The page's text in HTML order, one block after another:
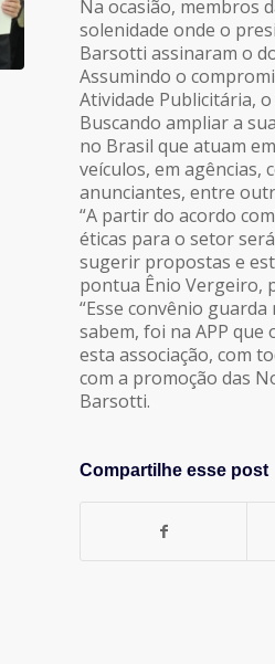
Na ocasião, membros
solenidade onde o
Barsotti assinaram o
Assumindo o
Atividade Publicitária,
Buscando ampliar a
no Brasil que atuam
veículos, em agências,
anunciantes, entre
“A partir do acordo
éticas para o setor
sugerir propostas e
pontua Ênio Vergeiro,
“Esse convênio
sabem, foi na APP que
esta associação, com
com a promoção das
Barsotti.
Compartilhe esse post